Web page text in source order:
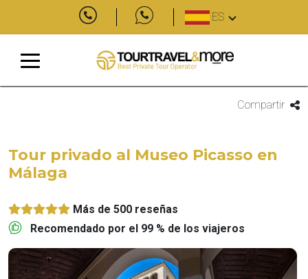
ES
Compartir
Tour privado al Museo Picasso en
Málaga
Más de 500 reseñas
Recomendado por el 99 % de los viajeros